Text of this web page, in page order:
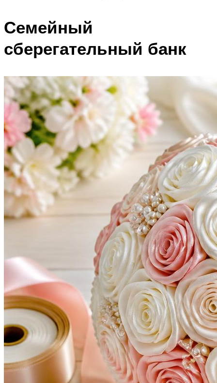
Семейный
сберегательный банк